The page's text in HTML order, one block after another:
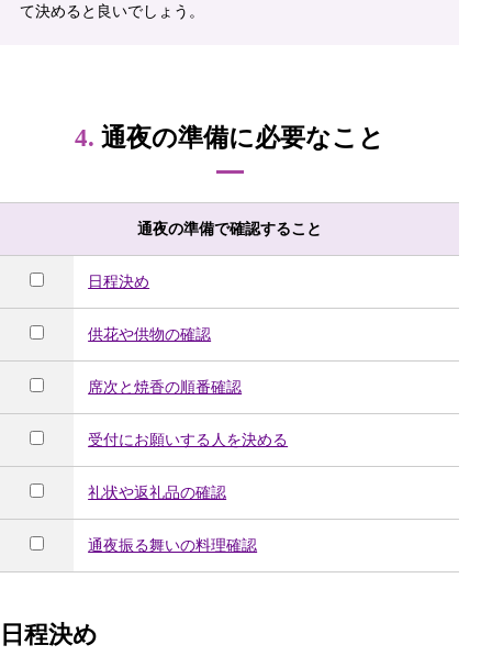
て決めると良いでしょう。
4. 通夜の準備に必要なこと
通夜の準備で確認すること
日程決め
供花や供物の確認
席次と焼香の順番確認
受付にお願いする人を決める
礼状や返礼品の確認
通夜振る舞いの料理確認
日程決め